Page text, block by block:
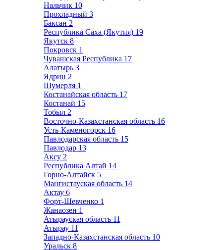
Нальчик 10
Прохладный 3
Баксан 2
Республика Саха (Якутия) 19
Якутск 8
Покровск 1
Чувашская Республика 17
Алатырь 3
Ядрин 2
Шумерля 1
Костанайская область 17
Костанай 15
Тобыл 2
Восточно-Казахстанская область 16
Усть-Каменогорск 16
Павлодарская область 15
Павлодар 13
Аксу 2
Республика Алтай 14
Горно-Алтайск 5
Мангистауская область 14
Актау 6
Форт-Шевченко 1
Жанаозен 1
Атырауская область 11
Атырау 11
Западно-Казахстанская область 10
Уральск 8